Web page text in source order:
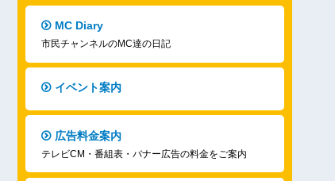
MC Diary
市民チャンネルのMC達の日記
イベント案内
広告料金案内
テレビCM・番組表・バナー広告の料金をご案内